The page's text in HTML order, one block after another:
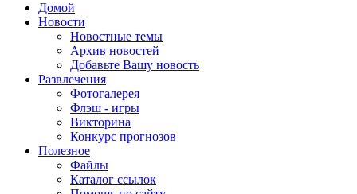
Домой
Новости
Новостные темы
Архив новостей
Добавьте Вашу новость
Развлечения
Фотогалерея
Флэш - игры
Викторина
Конкурс прогнозов
Полезное
Файлы
Каталог ссылок